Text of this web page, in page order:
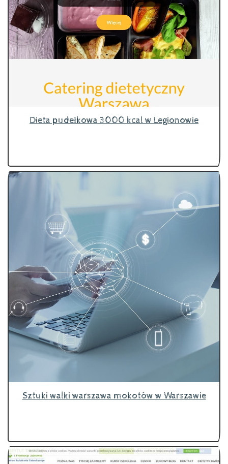
Dieta pudełkowa 3000 kcal w Legionowie
Sztuki walki warszawa mokotów w Warszawie